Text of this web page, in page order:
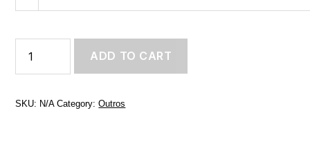
Change
Makers
ADD TO CART
SKU: N/A Category:Outros